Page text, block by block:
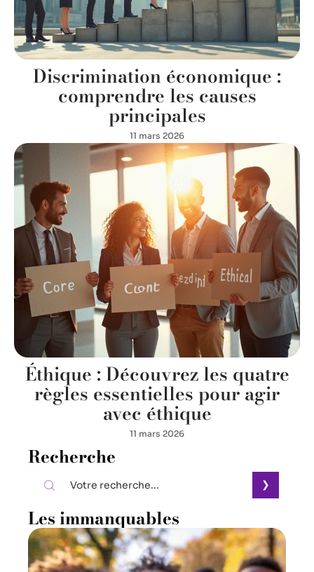
Discrimination économique :
comprendre les causes
principales
11 mars 2026
Éthique : Découvrez les quatre
règles essentielles pour agir
avec éthique
11 mars 2026
Recherche
Les immanquables